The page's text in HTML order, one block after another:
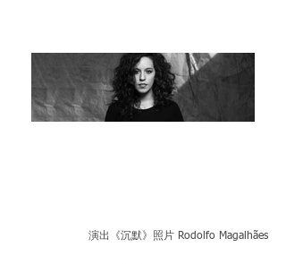
演出《沉默》照片 Rodolfo Magalhães